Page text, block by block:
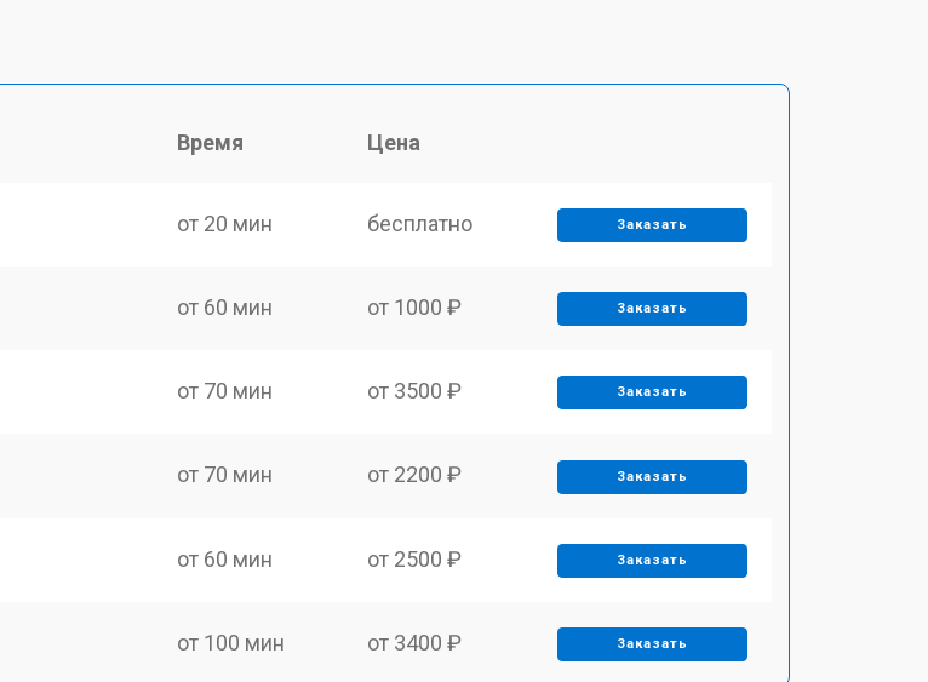
Время Цена
от 20 мин бесплатно Заказать
от 60 мин от 1000 ₽ Заказать
от 70 мин от 3500 ₽ Заказать
от 70 мин от 2200 ₽ Заказать
от 60 мин от 2500 ₽ Заказать
от 100 мин от 3400 ₽ Заказать